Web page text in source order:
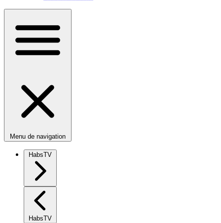
Menu de navigation
HabsTV
HabsTV